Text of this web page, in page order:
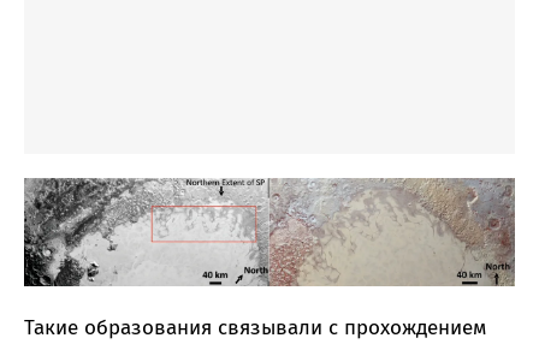
Такие образования связывали с прохождением